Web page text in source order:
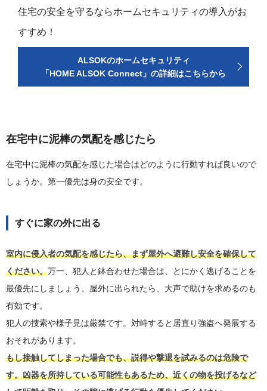
住宅の安全を守るならホームセキュリティの導入がお
すすめ！
ALSOKのホームセキュリティ
「HOME ALSOK Connect」の詳細はこちらから
在宅中に泥棒の気配を感じたら
在宅中に泥棒の気配を感じた場合はどのように行動すれば良いので
しょうか。第一優先は身の安全です。
すぐに家の外に出る
室内に侵入者の気配を感じたら、まず屋外へ避難し安全を確保して
ください。万一、犯人と鉢合わせた場合は、とにかく逃げることを
最優先にしましょう。屋外に出られたら、大声で助けを求めるのも
有効です。
犯人の捜索や様子見は厳禁です。対峙すると居直り強盗へ発展する
おそれがあります。
もし接触してしまった場合でも、説得や撃退を試みるのは危険で
す。凶器を所持している可能性もあるため、近くの物を投げるなど